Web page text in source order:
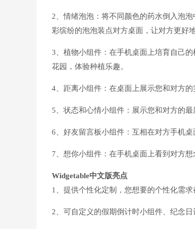
2、情绪泡泡：将不同颜色的药水倒入泡
彩缤纷的泡泡装点对方桌面，让对方更好
3、植物小组件：在手机桌面上培育自己
花园，体验种植乐趣。
4、距离小组件：在桌面上展示您和对方
5、状态和心情小组件：展示您和对方的
6、好友留言板小组件：互相在对方手机
7、想你小组件：在手机桌面上看到对方
Widgetable中文版亮点
1、提供个性化定制，您想要的个性化需求
2、可自定义的假期倒计时小组件、纪念日